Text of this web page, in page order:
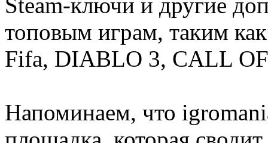
топовым играм, таким
Fifa, DIABLO 3, CALL
Напоминаем, что